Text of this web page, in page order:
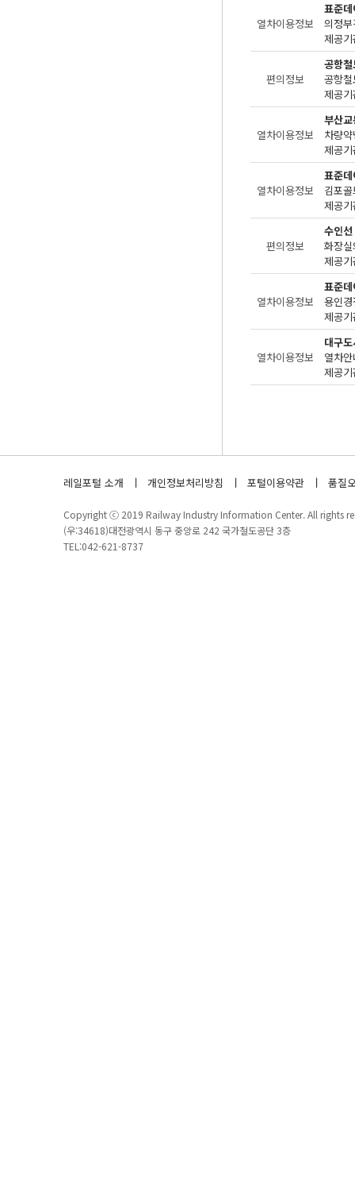
열차이용정보
표준
의정
제공
편의정보
공항
제공
열차이용정보
부산
차량
제공
열차이용정보
표준
김포
제공
편의정보
수인
화장
제공
열차이용정보
표준
용인
제공
열차이용정보
대구
열차
제공
레일포털 소개 개인정보처리방침 포털이용약관 품질
Copyright ⓒ 2019 Railway Industry Information Center. All rights
(우:34618)대전광역시 동구 중앙로 242 국가철도공단 3층
TEL:042-621-8737